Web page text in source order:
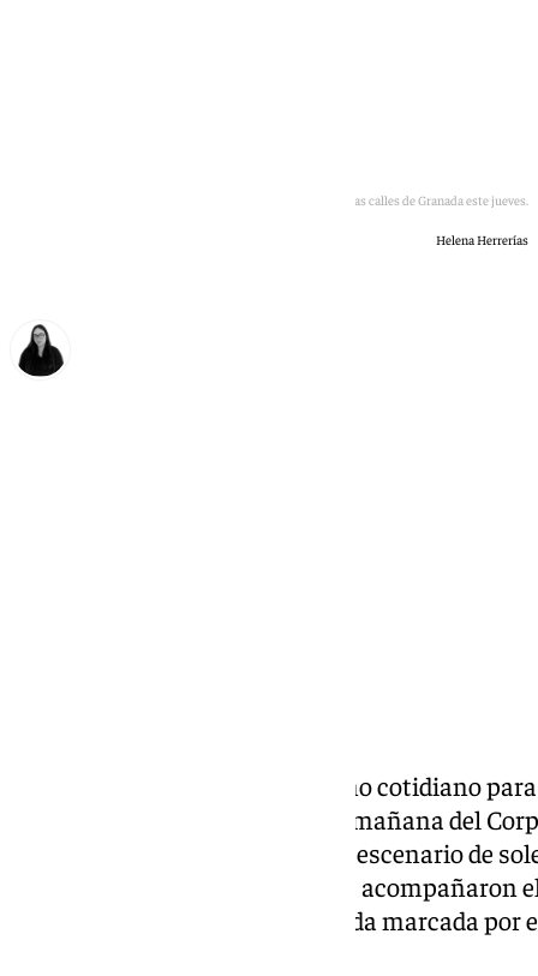
La Custodia ha recorrido las calles de Granada este jueves.
Helena Herrerías
Granada volvió a detener el ritmo cotidiano
tradiciones más arraigadas. La mañana del
jueves el centro histórico en un escenario de
vivo, donde miles de granadinos acompañaron
calles de la ciudad en una jornada marcada